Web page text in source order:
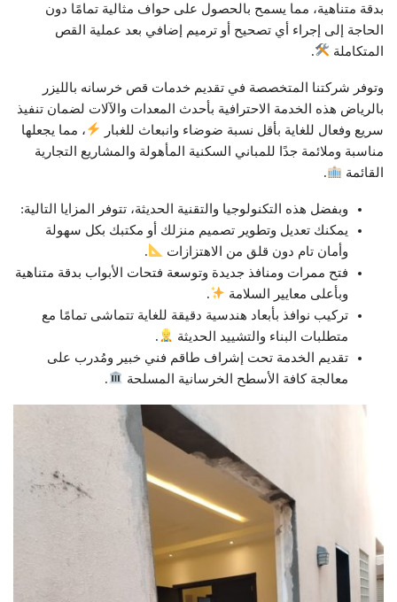
بدقة متناهية، مما يسمح بالحصول على حواف مثالية تمامًا دون
الحاجة إلى إجراء أي تصحيح أو ترميم إضافي بعد عملية القص
المتكاملة
.
وتوفر شركتنا المتخصصة في تقديم خدمات قص خرسانه بالليزر
بالرياض هذه الخدمة الاحترافية بأحدث المعدات والآلات لضمان تنفيذ
سريع وفعال للغاية بأقل نسبة ضوضاء وانبعاث للغبار
، مما يجعلها
مناسبة وملائمة جدًا للمباني السكنية المأهولة والمشاريع التجارية
القائمة
.
وبفضل هذه التكنولوجيا والتقنية الحديثة، تتوفر المزايا التالية:
يمكنك تعديل وتطوير تصميم منزلك أو مكتبك بكل سهولة
وأمان تام دون قلق من الاهتزازات
.
فتح ممرات ومنافذ جديدة وتوسعة فتحات الأبواب بدقة متناهية
وبأعلى معايير السلامة
.
تركيب نوافذ بأبعاد هندسية دقيقة للغاية تتماشى تمامًا مع
متطلبات البناء والتشييد الحديثة
.
تقديم الخدمة تحت إشراف طاقم فني خبير ومُدرب على
معالجة كافة الأسطح الخرسانية المسلحة
.